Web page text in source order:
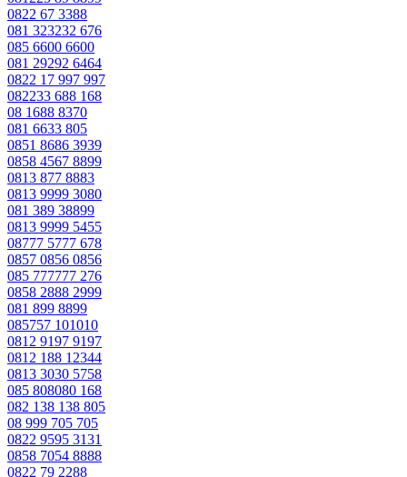
0822 67 3388
081 323232 676
085 6600 6600
081 29292 6464
0822 17 997 997
082233 688 168
08 1688 8370
081 6633 805
0851 8686 3939
0858 4567 8899
0813 877 8883
0813 9999 3080
081 389 38899
0813 9999 5455
08777 5777 678
0857 0856 0856
085 777777 276
0858 2888 2999
081 899 8899
085757 101010
0812 9197 9197
0812 188 12344
0813 3030 5758
085 808080 168
082 138 138 805
08 999 705 705
0822 9595 3131
0858 7054 8888
0822 79 2288